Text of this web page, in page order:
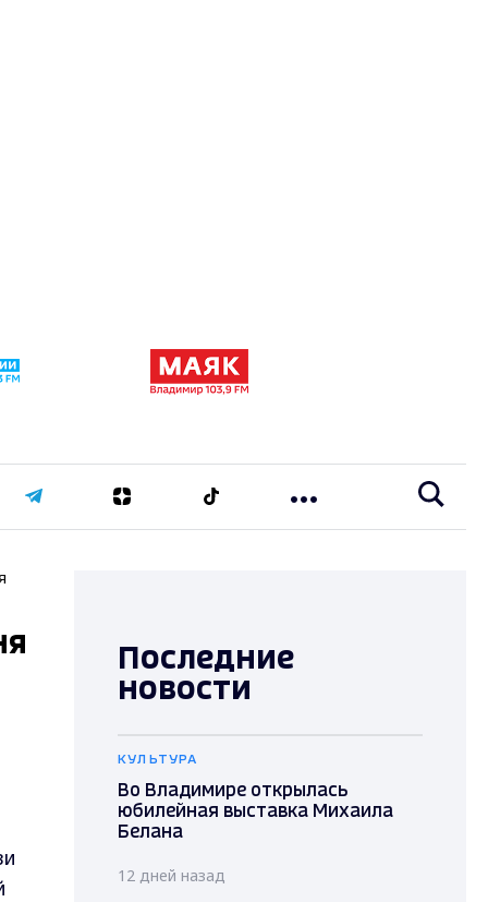
Последние
новости
КУЛЬТУРА
Во Владимире открылась
юбилейная выставка Михаила
Белана
12 дней назад